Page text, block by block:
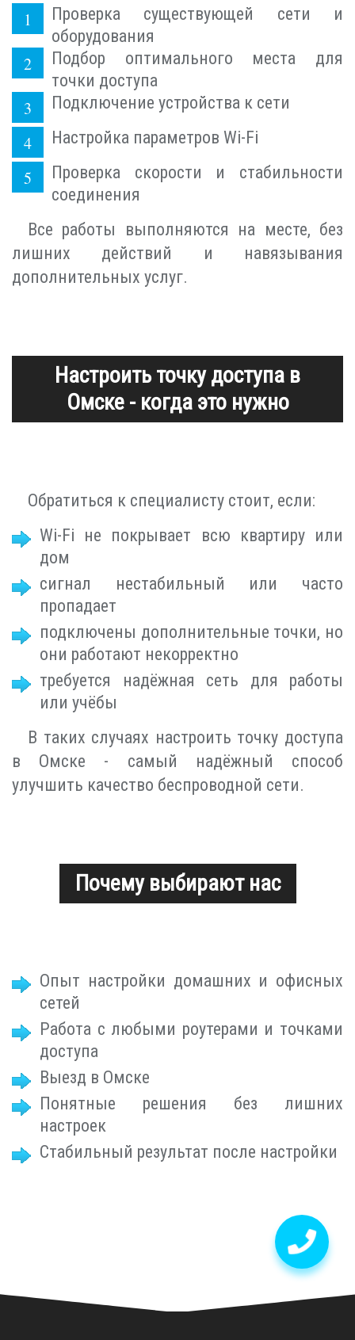
Проверка существующей сети и
оборудования
Подбор оптимального места для
точки доступа
Подключение устройства к сети
Настройка параметров Wi-Fi
Проверка скорости и стабильности
соединения
Все работы выполняются на месте, без
лишних действий и навязывания
дополнительных услуг.
Настроить точку доступа в
Омске - когда это нужно
Обратиться к специалисту стоит, если:
Wi-Fi не покрывает всю квартиру или
дом
сигнал нестабильный или часто
пропадает
подключены дополнительные точки, но
они работают некорректно
требуется надёжная сеть для работы
или учёбы
В таких случаях настроить точку доступа
в Омске - самый надёжный способ
улучшить качество беспроводной сети.
Почему выбирают нас
Опыт настройки домашних и офисных
сетей
Работа с любыми роутерами и точками
доступа
Выезд в Омске
Понятные решения без лишних
настроек
Стабильный результат после настройки